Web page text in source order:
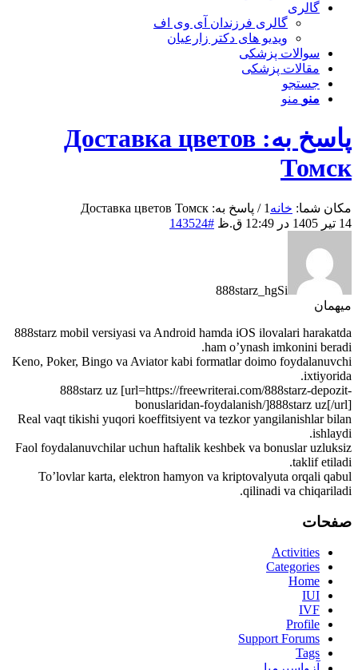
گالری
گالری فرزندان آی وی اف
ویدیو های دکتر زارعیان
سوالات پزشکی
مقالات پزشکی
جستجو
منو منو
پاسخ به: Доставка цветов
Томск
مکان شما: خانه 1
/ پاسخ به: Доставка цветов Томск
14 تیر 1405 در 12:49 ق.ظ
#143524
888starz_hgSi
میهمان
888starz mobil versiyasi va Android hamda iOS ilovalari harakatda
ham o’ynash imkonini beradi.
Keno, Poker, Bingo va Aviator kabi formatlar doimo foydalanuvchi
ixtiyorida.
888starz uz [url=https://freewriterai.com/888starz-depozit-
bonuslaridan-foydalanish/]888starz uz[/url]
Real vaqt tikishi yuqori koeffitsiyent va tezkor yangilanishlar bilan
ishlaydi.
Faol foydalanuvchilar uchun haftalik keshbek va bonuslar uzluksiz
taklif etiladi.
To’lovlar karta, elektron hamyon va kriptovalyuta orqali qabul
qilinadi va chiqariladi.
صفحات
Activities
Categories
Home
IUI
IVF
Profile
Support Forums
Tags